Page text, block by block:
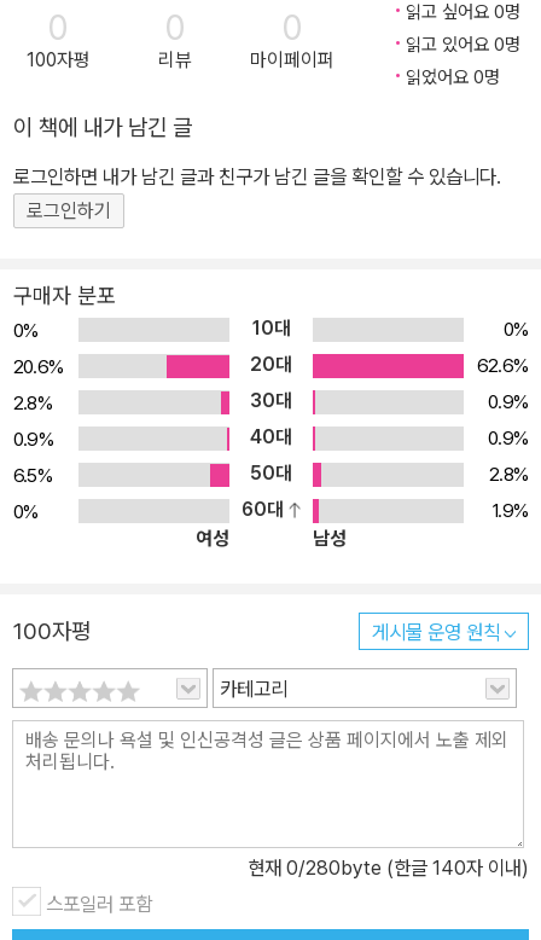
0
100자평
0
리뷰
0
마이페이퍼
읽고 싶어요 0명
읽고 있어요 0명
읽었어요 0명
이 책에 내가 남긴 글
로그인하면 내가 남긴 글과 친구가 남긴 글을 확인할 수 있습니다.
로그인하기
구매자 분포
0% 10대
0%
20.6%
20대
62.6%
2.8%
30대
0.9%
0.9%
40대
0.9%
6.5%
50대
2.8%
0%
60대
1.9%
여성
남성
100자평 게시물 운영 원칙
카테고리
현재 0/280byte (한글 140자 이내)
스포일러 포함